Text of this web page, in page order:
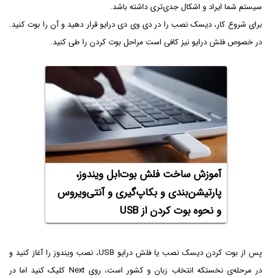
سیستم شما ایراد و اشکال جدی‌تری داشته باشد.
برای شروع کار، دیسک نصب را در دی وی دی درایو قرار دهید و آن را بوت کنید.
در خصوص فلش درایو نیز کافی است مراحل بوت کردن را طی کنید.
آموزش ساخت فلش بوت‌ابل ویندوز،
پارتیشن‌‌بندی و بکاپ‌گیری و آنتی‌ویروس
و نحوه بوت کردن از USB
پس از بوت کردن دیسک نصب یا فلش درایو USB، نصب ویندوز را آغاز کنید و
در مرحله‌ی نخستکه انتخاب زبان و کشور است، روی Next کلیک کنید اما در